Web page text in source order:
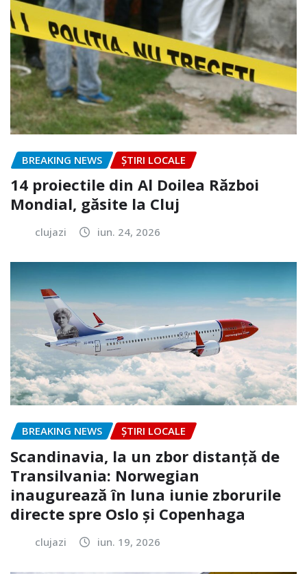
BREAKING NEWS ȘTIRI LOCALE
14 proiectile din Al Doilea Război
Mondial, găsite la Cluj
clujazi iun. 24, 2026
BREAKING NEWS ȘTIRI LOCALE
Scandinavia, la un zbor distanță de
Transilvania: Norwegian
inaugurează în luna iunie zborurile
directe spre Oslo și Copenhaga
clujazi iun. 19, 2026